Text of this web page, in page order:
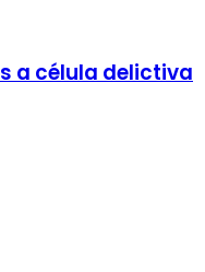
a célula delictiva